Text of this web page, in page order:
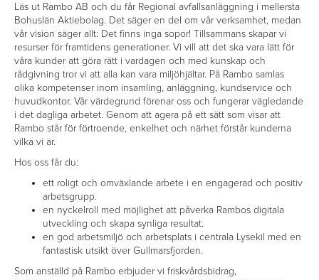
Läs ut Rambo AB och du får Regional avfallsanläggning i mellersta
Bohuslän Aktiebolag. Det säger en del om vår verksamhet, medan
vår vision säger allt: Det finns inga sopor! Tillsammans skapar vi
resurser för framtidens generationer. Vi vill att det ska vara lätt för
våra kunder att göra rätt i vardagen och med kunskap och
rådgivning tror vi att alla kan vara miljöhjältar. På Rambo samlas
olika kompetenser inom insamling, anläggning, kundservice och
huvudkontor. Vår värdegrund förenar oss och fungerar vägledande
i det dagliga arbetet. Genom att agera på ett sätt som visar att
Rambo står för förtroende, enkelhet och närhet förstår kunderna
vilka vi är.
Hos oss får du:
ett roligt och omväxlande arbete i en engagerad och positiv
arbetsgrupp.
en nyckelroll med möjlighet att påverka Rambos digitala
utveckling och skapa synliga resultat.
en god arbetsmiljö och arbetsplats i centrala Lysekil med en
fantastisk utsikt över Gullmarsfjorden.
Som anställd på Rambo erbjuder vi friskvårdsbidrag,